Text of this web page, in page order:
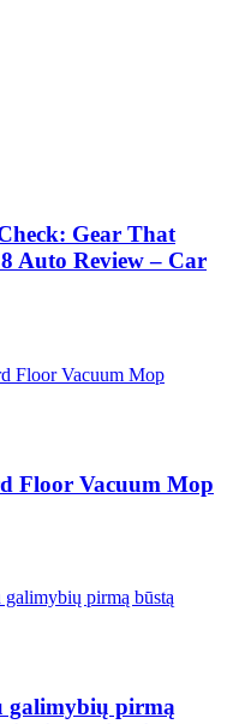
Gear That
Auto Review – Car
Floor Vacuum Mop
galimybių pirmą